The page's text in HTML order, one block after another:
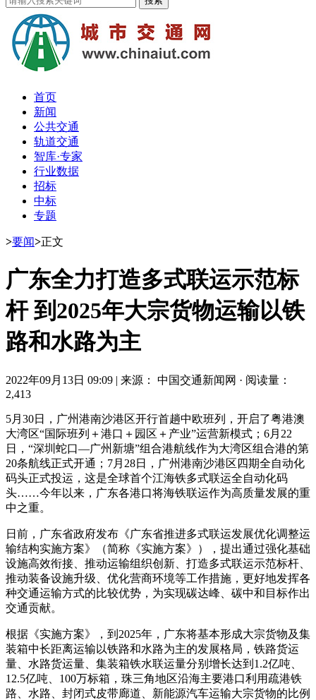
首页
新闻
公共交通
轨道交通
智库·专家
行业数据
招标
中标
专题
>要闻>正文
广东全力打造多式联运示范标
杆 到2025年大宗货物运输以铁
路和水路为主
2022年09月13日 09:09 | 来源： 中国交通新闻网 · 阅读量：
2,413
5月30日，广州港南沙港区开行首趟中欧班列，开启了粤港澳
大湾区“国际班列＋港口＋园区＋产业”运营新模式；6月22
日，“深圳蛇口—广州新塘”组合港航线作为大湾区组合港的第
20条航线正式开通；7月28日，广州港南沙港区四期全自动化
码头正式投运，这是全球首个江海铁多式联运全自动化码
头……今年以来，广东各港口将海铁联运作为高质量发展的重
中之重。
日前，广东省政府发布《广东省推进多式联运发展优化调整运
输结构实施方案》（简称《实施方案》），提出通过强化基础
设施高效衔接、推动运输组织创新、打造多式联运示范标杆、
推动装备设施升级、优化营商环境等工作措施，更好地发挥各
种交通运输方式的比较优势，为实现碳达峰、碳中和目标作出
交通贡献。
根据《实施方案》，到2025年，广东将基本形成大宗货物及集
装箱中长距离运输以铁路和水路为主的发展格局，铁路货运
量、水路货运量、集装箱铁水联运量分别增长达到1.2亿吨、
12.5亿吨、100万标箱，珠三角地区沿海主要港口利用疏港铁
路、水路、封闭式皮带廊道、新能源汽车运输大宗货物的比例